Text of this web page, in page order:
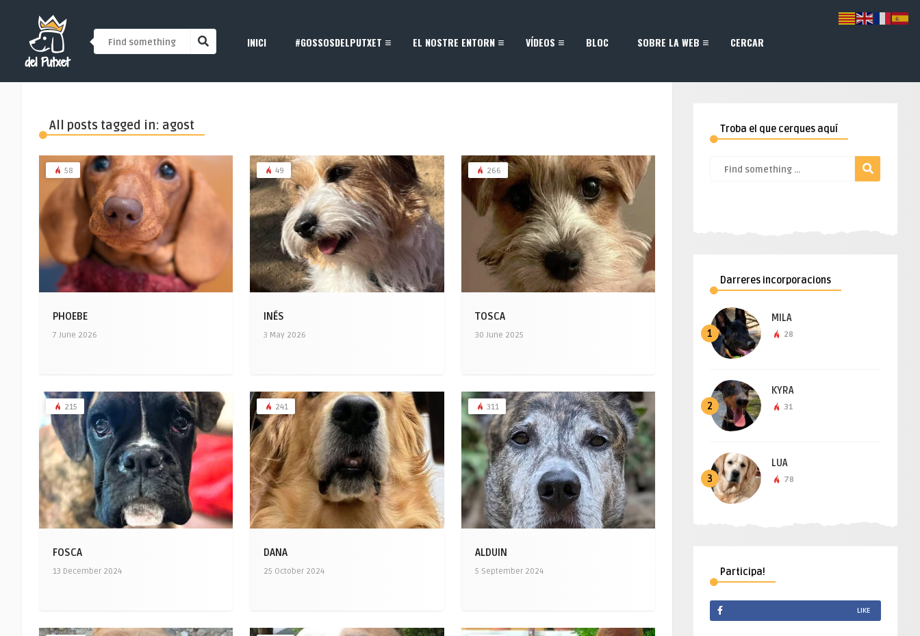
INICI #GOSSOSDELPUTXET EL NOSTRE ENTORN VÍDEOS BLOC SOBRE LA WEB CERCAR
All posts tagged in: agost
58
PHOEBE
7 June 2026
49
INÉS
3 May 2026
266
TOSCA
30 June 2025
215
FOSCA
13 December 2024
241
DANA
25 October 2024
311
ALDUIN
5 September 2024
Troba el que cerques aquí
Darreres incorporacions
1
MILA
28
2
KYRA
31
3
LUA
78
Participa!
LIKE